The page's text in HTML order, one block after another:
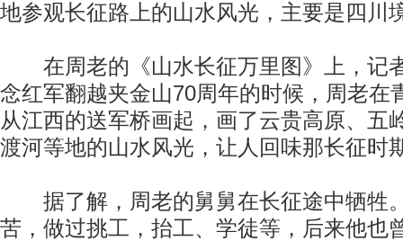
地参观长征路上的山水风光，主要是四川
在周老的《山水长征万里图》上，记
念红军翻越夹金山70周年的时候，周老在
从江西的送军桥画起，画了云贵高原、五
渡河等地的山水风光，让人回味那长征
据了解，周老的舅舅在长征途中牺牲
苦，做过挑工，抬工、学徒等，后来他也